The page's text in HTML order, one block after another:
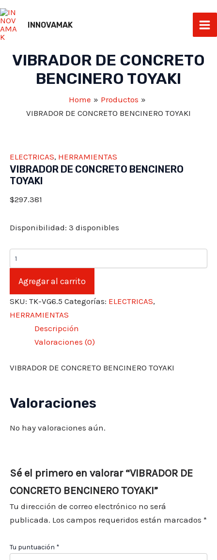
Skip
to
content
INNOVAMAK
VIBRADOR DE CONCRETO
BENCINERO TOYAKI
Home
Productos
VIBRADOR DE CONCRETO BENCINERO TOYAKI
ELECTRICAS, HERRAMIENTAS
VIBRADOR DE CONCRETO BENCINERO
TOYAKI
$297.381
Disponibilidad: 3 disponibles
VIBRADOR
DE
BENCINERO
cantidad
Agregar al carrito
SKU: TK-VG6.5 Categorías: ELECTRICAS,
HERRAMIENTAS
Descripción
Valoraciones (0)
VIBRADOR DE CONCRETO BENCINERO TOYAKI
Valoraciones
No hay valoraciones aún.
Sé el primero en valorar “VIBRADOR DE
CONCRETO BENCINERO TOYAKI”
Tu dirección de correo electrónico no será
publicada. Los campos requeridos están marcados *
Tu puntuación *